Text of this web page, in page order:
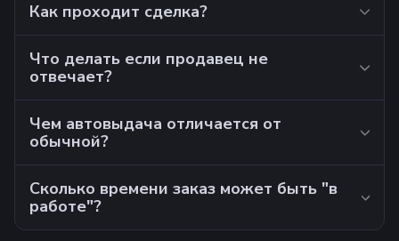
Как проходит сделка?
Что делать если продавец не
отвечает?
Чем автовыдача отличается от
обычной?
Сколько времени заказ может быть "в
работе"?